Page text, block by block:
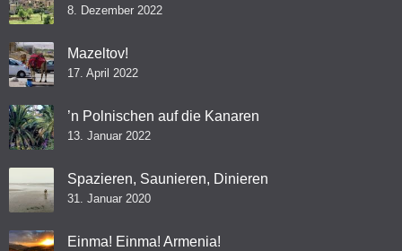
8. Dezember 2022
Mazeltov!
17. April 2022
’n Polnischen auf die Kanaren
13. Januar 2022
Spazieren, Saunieren, Dinieren
31. Januar 2020
Einma! Einma! Armenia!